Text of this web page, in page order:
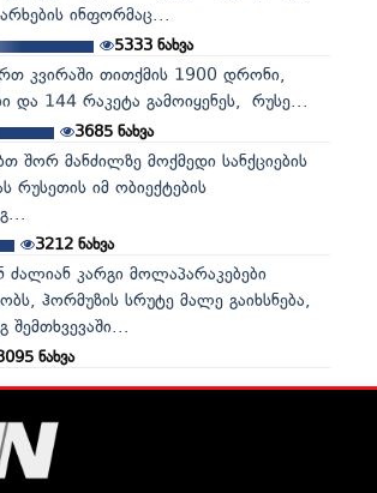
ინფორმაც...
5333ნახვა
კვირაში თითქმის 1900 დრონი,
და 144 რაკეტა გამოიყენეს, რუსე...
3685ნახვა
შორ მანძილზე მოქმედი სანქციების
რუსეთის იმ ობიექტების
3212ნახვა
ძალიან კარგი მოლაპარაკებები
ჰორმუზის სრუტე მალე გაიხსნება,
შემთხვევაში...
ნახვა